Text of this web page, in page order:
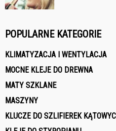
POPULARNE KATEGORIE
KLIMATYZACJA I WENTYLACJA
MOCNE KLEJE DO DREWNA
MATY SZKLANE
MASZYNY
KLUCZE DO SZLIFIEREK